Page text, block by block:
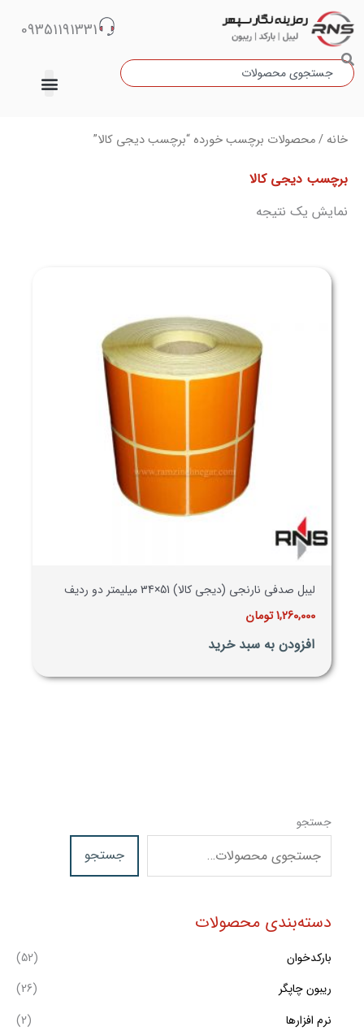
پرش
محتوا
جستجو
09351191331
جستجو
جستجو
دسته‌بندی محصولات
بارکدخوان
(52)
ریبون چاپگر
(26)
نرم افزارها
(2)
خانه / محصولات برچسب خورده “برچسب دیجی کالا”
برچسب دیجی کالا
نمایش یک نتیجه
لیبل صدفی نارنجی (دیجی کالا) 51×34 میلیمتر دو ردیف
1,260,000تومان
افزودن به سبد خرید